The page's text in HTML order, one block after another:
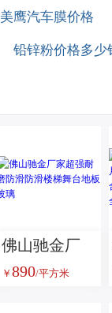
美鹰汽车膜价格
铅锌粉价格多少
佛山驰金厂
家超强耐磨
￥ 890/平方米